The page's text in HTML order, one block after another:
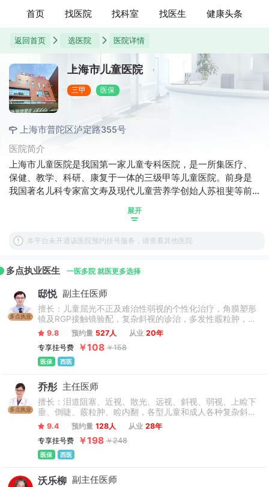
首页 找医院 找科室 找医生 健康头条
返回首页 选医院 医院详情
上海市儿童医院
三甲 医保
上海市普陀区泸定路355号
医院简介
上海市儿童医院是我国第一家儿童专科医院，是一所集医疗、
保健、教学、科研、康复于一体的三级甲等儿童医院。前身是
我国著名儿科专家富文寿及现代儿童营养学创始人苏祖斐等前
院，2003年成为上海交通大学附属儿童医院，2022年更名为上
两个院区，分别位于泸定路355号和北京西路1400弄24号，建
联盟和上海市西部儿联体牵头单位。医院坚持以建设“精品医
服务为广大儿童提供高品质医疗服务。
展开
本平台未开通该医院预约挂号服务，请查看其他医院
多点执业医生 一医多院 就医更多选择
多点执业
邸悦 副主任医师
擅长：儿童屈光不正及难治性弱视的个性化治疗，角膜塑形
镜及RGP接触镜验配，复杂斜视的诊治，多发性霰粒肿，上
睑下垂，倒睫，儿童泪道阻塞，早产儿视网膜病变筛查。
9.8 预约量 527人 从业 20年
专享挂号费
￥108 ￥158
医保 西医
多点执业
乔彤 主任医师
擅长：泪道阻塞、近视、散光、远视、斜视、弱视、上睑下
垂、倒睫、霰粒肿、睑内翻，各型儿童和成人各种复杂斜
视，上睑下垂的诊治，弱视、屈光不正（含高度近视的诊
治）及各种儿童先天性和后天性眼病的诊治，ROP的筛查。
9.4 预约量 128人 从业 28年
专享挂号费
￥198 ￥248
医保 西医
沃乐柳 副主任医师